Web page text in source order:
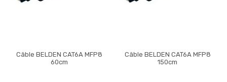
Câble BELDEN CAT6A MFP8
60cm
Câble BELDEN CAT6A MFP8
150cm